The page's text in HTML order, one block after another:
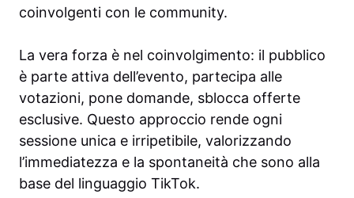
coinvolgenti con le community.
La vera forza è nel coinvolgimento: il pubblico
è parte attiva dell’evento, partecipa alle
votazioni, pone domande, sblocca offerte
esclusive. Questo approccio rende ogni
sessione unica e irripetibile, valorizzando
l’immediatezza e la spontaneità che sono alla
base del linguaggio TikTok.